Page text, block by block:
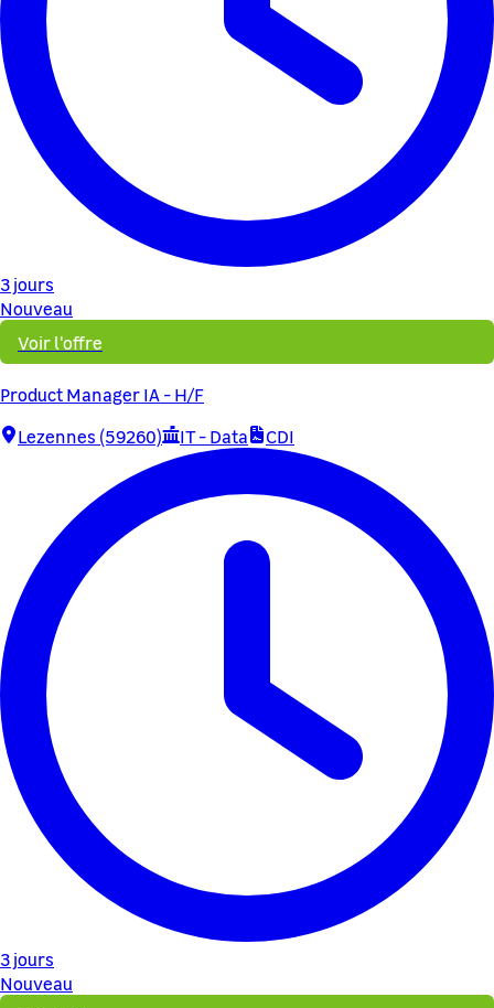
3 jours
Nouveau
Voir l'offre
Product Manager IA - H/F
Lezennes (59260)
IT - Data CDI
3 jours
Nouveau